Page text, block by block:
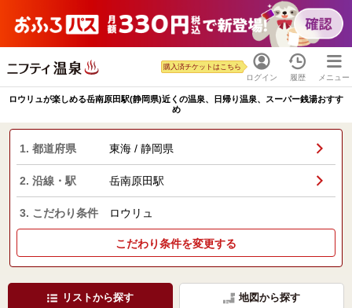
ログイン
購入済チケットはこちら
履歴 メニュー
ロウリュが楽しめる岳南原田駅(静岡県)近くの温泉、日帰り温泉、スーパー銭湯おすす
め
1. 都道府県 東海 / 静岡県
2. 沿線・駅 岳南原田駅
3. こだわり条件 ロウリュ
こだわり条件を変更する
リストから探す 地図から探す